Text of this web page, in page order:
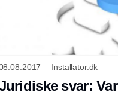
Installator.dk
svar: Var